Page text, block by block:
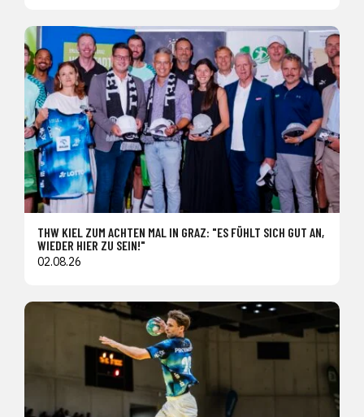
THW KIEL ZUM ACHTEN MAL IN GRAZ: "ES FÜHLT SICH GUT AN,
WIEDER HIER ZU SEIN!"
02.08.26